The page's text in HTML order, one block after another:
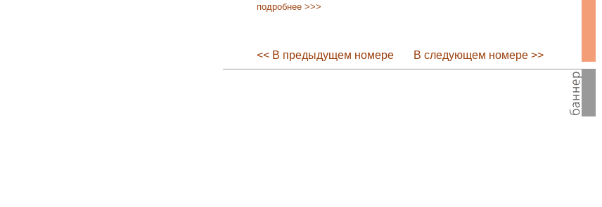
подробнее >>>
<< В предыдущем номере В следующем номере >>